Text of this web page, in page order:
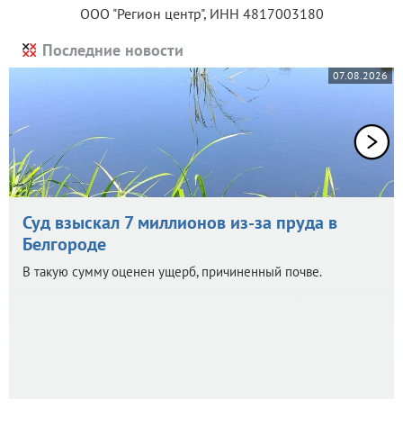
ООО "Регион центр", ИНН 4817003180
Последние новости
07.08.2026
Суд взыскал 7 миллионов из-за пруда в
Белгороде
В такую сумму оценен ущерб, причиненный почве.